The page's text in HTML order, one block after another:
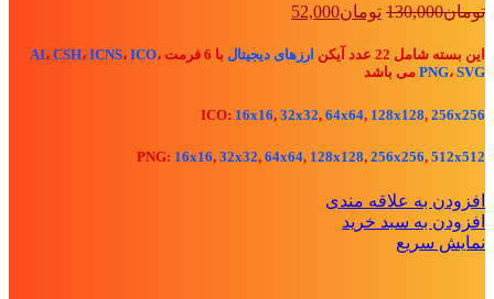
تومان130,000 قیمت
تومان130,000
بود.
تومان52,000
تومان52,000.
این بسته شامل 22 عدد آیکن ارزهای دیجیتال با 6 فرمت AI، CSH، ICNS، ICO،
PNG، SVG می باشد
ICO: 16x16, 32x32, 64x64, 128x128, 256x256
PNG: 16x16, 32x32, 64x64, 128x128, 256x256, 512x512
افزودن به علاقه مندی
افزودن به سبد خرید
نمایش سریع